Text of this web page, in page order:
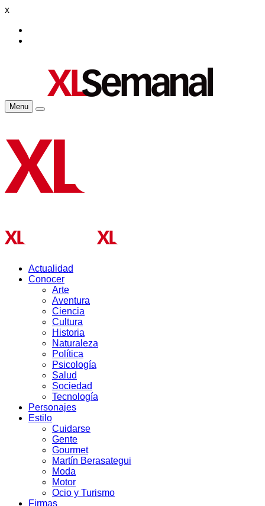
x
Menu
Actualidad
Conocer
Arte
Aventura
Ciencia
Cultura
Historia
Naturaleza
Política
Psicología
Salud
Sociedad
Tecnología
Personajes
Estilo
Cuidarse
Gente
Gourmet
Martín Berasategui
Moda
Motor
Ocio y Turismo
Firmas